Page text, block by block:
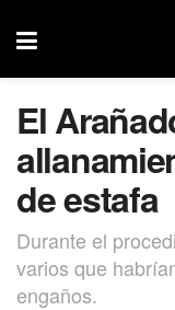
El
de estafa
Durante el
varios que
engaños.